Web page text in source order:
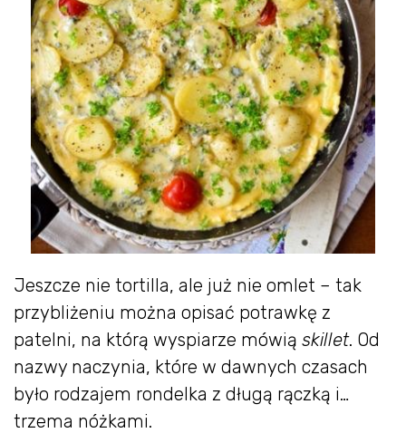
Jeszcze nie tortilla, ale już nie omlet – tak
przybliżeniu można opisać potrawkę z
patelni, na którą wyspiarze mówią skillet. Od
nazwy naczynia, które w dawnych czasach
było rodzajem rondelka z długą rączką i…
trzema nóżkami.